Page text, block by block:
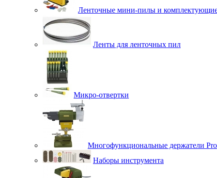
Ленточные мини-пилы и
Ленты для ленточных пил
Микро-отвертки
Многофункциональные держатели
Наборы инструмента